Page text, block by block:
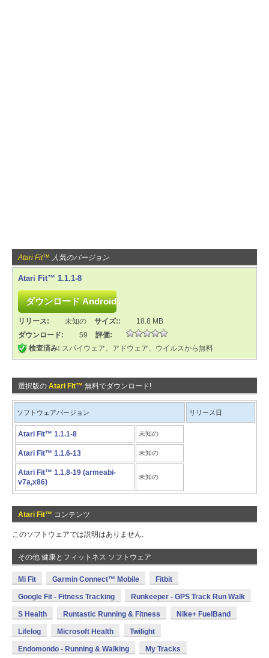
Atari Fit™ 人気のバージョン
Atari Fit™ 1.1.1-8
リリース: 未知の サイズ::
18.8 MB
ダウンロード:
59
評価:
検査済み: スパイウェア、アドウェア、ウイルスから無料
選択版の Atari Fit™ 無料でダウンロード!
ソフトウェアバージョン リリース日
Atari Fit™ 1.1.1-8 未知の
Atari Fit™ 1.1.6-13 未知の
Atari Fit™ 1.1.8-19 (armeabi-
v7a,x86)
未知の
Atari Fit™ コンテンツ
このソフトウェアでは説明はありません.
その他 健康とフィットネス ソフトウェア
Mi Fit Garmin Connect™ Mobile Fitbit
Google Fit - Fitness Tracking Runkeeper - GPS Track Run Walk
S Health Runtastic Running & Fitness Nike+ FuelBand
Lifelog Microsoft Health Twilight
Endomondo - Running & Walking My Tracks